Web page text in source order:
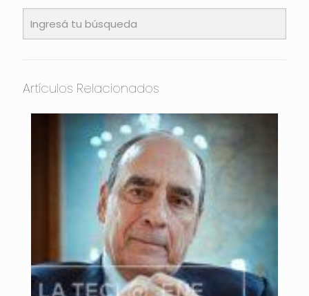
Artículos Relacionados